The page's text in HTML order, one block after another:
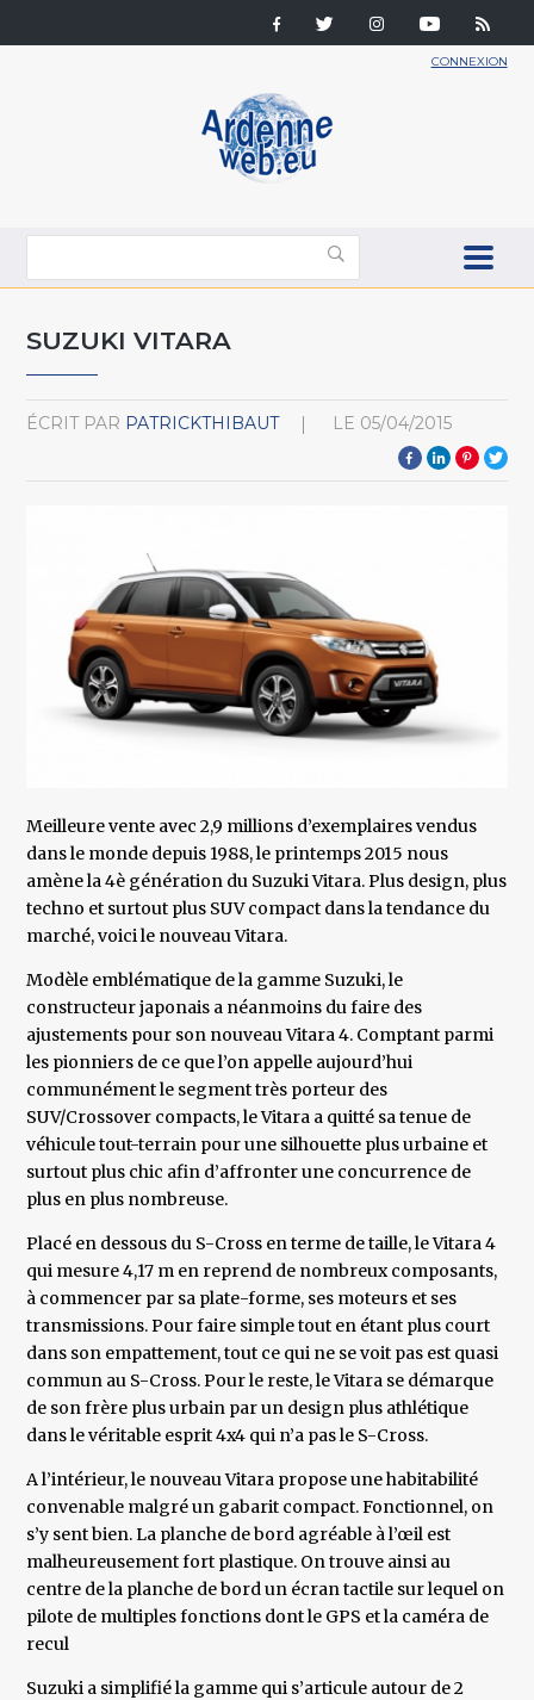
CONNEXION
SUZUKI VITARA
ÉCRIT PAR PATRICKTHIBAUT LE 05/04/2015
Meilleure vente avec 2,9 millions d’exemplaires vendus
dans le monde depuis 1988, le printemps 2015 nous
amène la 4è génération du Suzuki Vitara. Plus design, plus
techno et surtout plus SUV compact dans la tendance du
marché, voici le nouveau Vitara.
Modèle emblématique de la gamme Suzuki, le
constructeur japonais a néanmoins du faire des
ajustements pour son nouveau Vitara 4. Comptant parmi
les pionniers de ce que l’on appelle aujourd’hui
communément le segment très porteur des
SUV/Crossover compacts, le Vitara a quitté sa tenue de
véhicule tout-terrain pour une silhouette plus urbaine et
surtout plus chic afin d’affronter une concurrence de
plus en plus nombreuse.
Placé en dessous du S-Cross en terme de taille, le Vitara 4
qui mesure 4,17 m en reprend de nombreux composants,
à commencer par sa plate-forme, ses moteurs et ses
transmissions. Pour faire simple tout en étant plus court
dans son empattement, tout ce qui ne se voit pas est quasi
commun au S-Cross. Pour le reste, le Vitara se démarque
de son frère plus urbain par un design plus athlétique
dans le véritable esprit 4x4 qui n’a pas le S-Cross.
A l’intérieur, le nouveau Vitara propose une habitabilité
convenable malgré un gabarit compact. Fonctionnel, on
s’y sent bien. La planche de bord agréable à l’œil est
malheureusement fort plastique. On trouve ainsi au
centre de la planche de bord un écran tactile sur lequel on
pilote de multiples fonctions dont le GPS et la caméra de
recul
Suzuki a simplifié la gamme qui s’articule autour de 2